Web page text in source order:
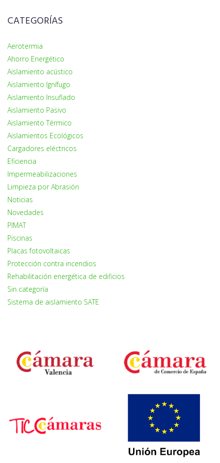
CATEGORÍAS
Aerotermia
Ahorro Energético
Aislamiento acústico
Aislamiento Ignífugo
Aislamiento Insuflado
Aislamiento Pasivo
Aislamiento Térmico
Aislamientos Ecológicos
Cargadores eléctricos
Eficiencia
Impermeabilizaciones
Limpieza por Abrasión
Noticias
Novedades
PIMAT
Piscinas
Placas fotovoltaicas
Protección contra incendios
Rehabilitación energética de edificios
Sin categoría
Sistema de aislamiento SATE